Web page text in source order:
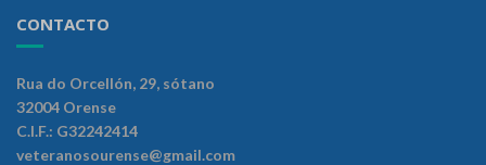
CONTACTO
Rua do Orcellón, 29, sótano
32004 Orense
C.I.F.: G32242414
veteranosourense@gmail.com